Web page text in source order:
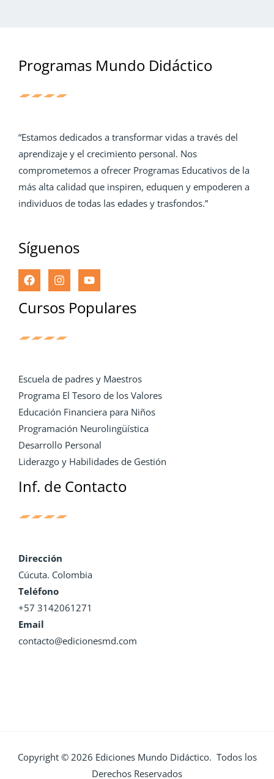
Programas Mundo Didáctico
“Estamos dedicados a transformar vidas a través del
aprendizaje y el crecimiento personal. Nos
comprometemos a ofrecer Programas Educativos de la
más alta calidad que inspiren, eduquen y empoderen a
individuos de todas las edades y trasfondos.”
Síguenos
Cursos Populares
Escuela de padres y Maestros
Programa El Tesoro de los Valores
Educación Financiera para Niños
Programación Neurolingüística
Desarrollo Personal
Liderazgo y Habilidades de Gestión
Inf. de Contacto
Dirección
Cúcuta. Colombia
Teléfono
+57 3142061271
Email
contacto@edicionesmd.com
Copyright © 2026 Ediciones Mundo Didáctico. Todos los
Derechos Reservados